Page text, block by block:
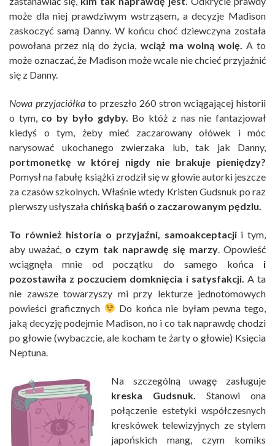
może dla niej prawdziwym wstrząsem, a decyzje Madison
zaskoczyć samą Danny. W końcu choć dziewczyna została
powołana przez nią do życia, wciąż ma wolną wolę.
A to
może oznaczać, że Madison może wcale nie chcieć przyjaźnić
się z Danny.
Nowa przyjaciółkato przeszło 260 stron wciągającej historii
o tym, co by było gdyby. Bo któż z nas nie fantazjował
kiedyś o tym, żeby mieć zaczarowany ołówek i móc
narysować ukochanego zwierzaka lub, tak jak Danny,
portmonetkę w której nigdy nie brakuje pieniędzy?
Pomysł na fabułę książki zrodził się w głowie autorki jeszcze
za czasów szkolnych. Właśnie wtedy Kristen Gudsnuk po raz
pierwszy usłyszała chińską baśń o zaczarowanym pędzlu.
To również historia o przyjaźni, samoakceptacjii tym,
aby uważać, o czym tak naprawdę się marzy. Opowieść
wciągnęła mnie od początku do samego końca i
pozostawiła z poczuciem domknięcia i satysfakcji. A ta
nie zawsze towarzyszy mi przy lekturze jednotomowych
powieści graficznych
Do końca nie byłam pewna tego,
jaką decyzję podejmie Madison, no i co tak naprawdę chodzi
po głowie (wybaczcie, ale kocham te żarty o głowie) Księcia
Neptuna.
Na szczególną uwagę zasługuje
kreska Gudsnuk.
Stanowi ona
połączenie estetyki współczesnych
kreskówek telewizyjnych ze stylem
japońskich mang, czym komiks